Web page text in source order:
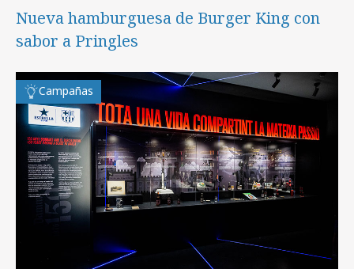
Nueva hamburguesa de Burger King con
sabor a Pringles
Campañas